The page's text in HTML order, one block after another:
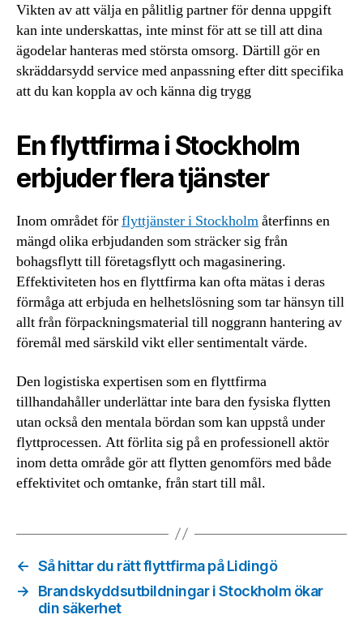
Vikten av att välja en pålitlig partner för denna uppgift
kan inte underskattas, inte minst för att se till att dina
ägodelar hanteras med största omsorg. Därtill gör en
skräddarsydd service med anpassning efter ditt specifika
att du kan koppla av och känna dig trygg
En flyttfirma i Stockholm
erbjuder flera tjänster
Inom området förflyttjänster i Stockholmåterfinns en
mängd olika erbjudanden som sträcker sig från
bohagsflytt till företagsflytt och magasinering.
Effektiviteten hos en flyttfirma kan ofta mätas i deras
förmåga att erbjuda en helhetslösning som tar hänsyn till
allt från förpackningsmaterial till noggrann hantering av
föremål med särskild vikt eller sentimentalt värde.
Den logistiska expertisen som en flyttfirma
tillhandahåller underlättar inte bara den fysiska flytten
utan också den mentala bördan som kan uppstå under
flyttprocessen. Att förlita sig på en professionell aktör
inom detta område gör att flytten genomförs med både
effektivitet och omtanke, från start till mål.
← Så hittar du rätt flyttfirma på Lidingö
→
Brandskyddsutbildningar i Stockholm ökar
din säkerhet